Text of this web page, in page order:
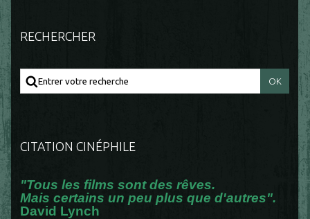
RECHERCHER
CITATION CINÉPHILE
"Tous les films sont des rêves.
Mais certains un peu plus que d'autres".
David Lynch